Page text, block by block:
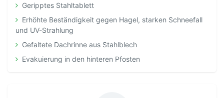
Geripptes Stahltablett
Erhöhte Beständigkeit gegen Hagel, starken Schneefall
und UV-Strahlung
Gefaltete Dachrinne aus Stahlblech
Evakuierung in den hinteren Pfosten